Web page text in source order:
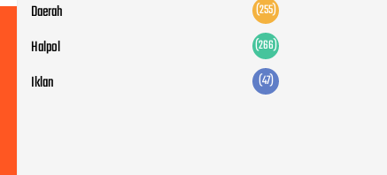
Daerah (255)
Halpol (266)
Iklan (47)